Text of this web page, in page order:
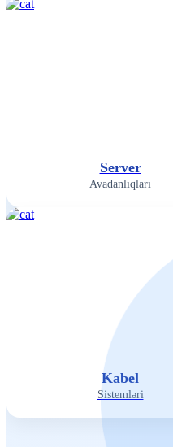
Server
Avadanlıqları
Kabel
Sistemləri